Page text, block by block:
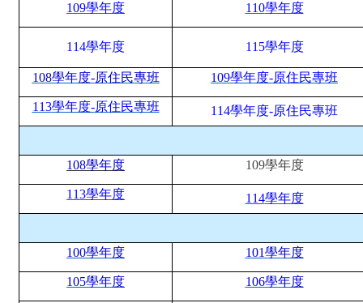
109學年度 110學年度
114學年度 115學年度
108學年度-原住民專班 109學年度-原住民專班
113學年度-原住民專班 114學年度-原住民專班
108學年度 109學年度
113學年度 114學年度
100學年度 101學年度
105學年度 106學年度